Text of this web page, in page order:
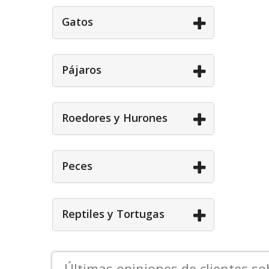
Gatos
Pájaros
Roedores y Hurones
Peces
Reptiles y Tortugas